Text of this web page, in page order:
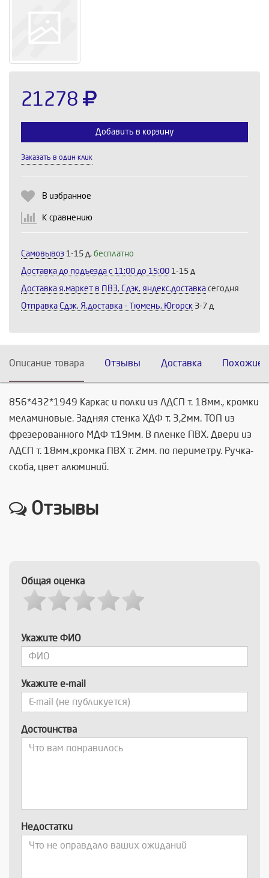
21278
Добавить в корзину
Заказать в один клик
В избранное
К сравнению
Самовывоз 1-15 д, бесплатно
Доставка до подъезда c 11:00 до 15:00 1-15 д
Доставка я.маркет в ПВЗ, Сдэк, яндекс.доставка сегодня
Отправка Сдэк, Я.доставка - Тюмень, Югорск 3-7 д
Описание товара Отзывы Доставка Похожие
856*432*1949 Каркас и полки из ЛДСП т. 18мм., кромки
меламиновые. Задняя стенка ХДФ т. 3,2мм. ТОП из
фрезерованного МДФ т.19мм. В пленке ПВХ. Двери из
ЛДСП т. 18мм.,кромка ПВХ т. 2мм. по периметру. Ручка-
скоба, цвет алюминий.
Отзывы
Общая оценка
Укажите ФИО
Укажите e-mail
Достоинства
Недостатки